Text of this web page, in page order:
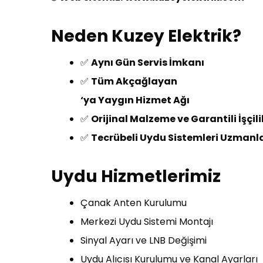
Neden Kuzey Elektrik?
✅ Aynı Gün Servis İmkanı
✅ Tüm Akçağlayan
‘ya Yaygın Hizmet Ağı
✅ Orijinal Malzeme ve Garantili
✅ Tecrübeli Uydu Sistemleri
Uydu Hizmetlerimiz
Çanak Anten Kurulumu
Merkezi Uydu Sistemi Montajı
Sinyal Ayarı ve LNB Değişimi
Uydu Alıcısı Kurulumu ve Kanal Ayarları